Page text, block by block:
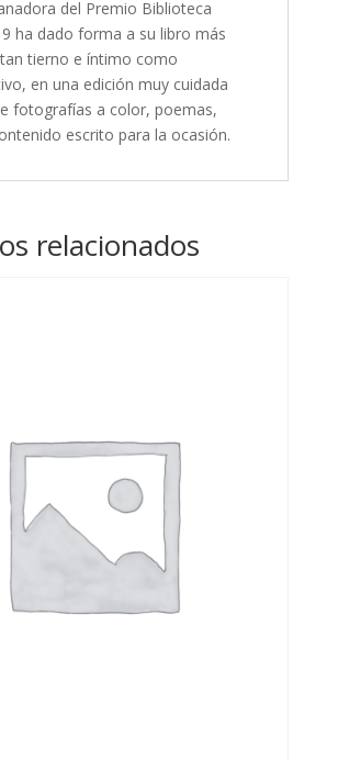
del Premio Biblioteca
ha dado forma a su libro más
tierno e íntimo como
en una edición muy cuidada
fotografías a color, poemas,
escrito para la ocasión.
relacionados